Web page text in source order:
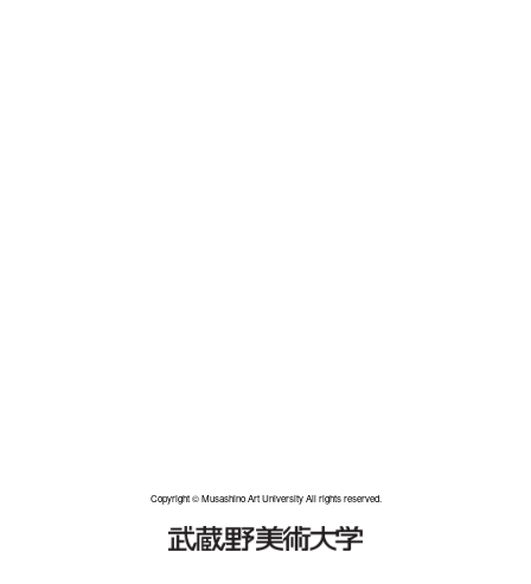
Copyright © Musashino Art University All rights reserved.